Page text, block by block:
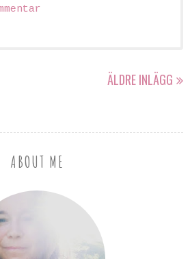
ÄLDRE INLÄGG
ABOUT ME